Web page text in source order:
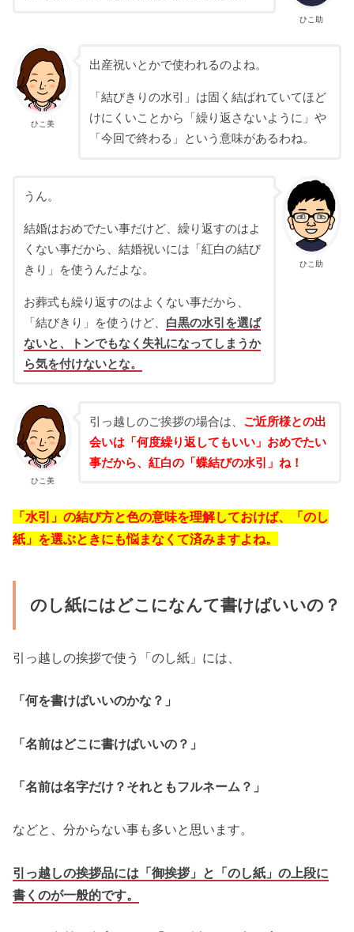
ひこ助
ひこ美
出産祝いとかで使われるのよね。
「結びきりの水引」は固く結ばれていてほど
けにくいことから「繰り返さないように」や
「今回で終わる」という意味があるわね。
ひこ助
うん。
結婚はおめでたい事だけど、繰り返すのはよ
くない事だから、結婚祝いには「紅白の結び
きり」を使うんだよな。
お葬式も繰り返すのはよくない事だから、
「結びきり」を使うけど、 白黒の水引を選ば
ないと、トンでもなく失礼になってしまうか
ら気を付けないとな。
ひこ美
引っ越しのご挨拶の場合は、 ご近所様との出
会いは「何度繰り返してもいい」おめでたい
事だから、紅白の「蝶結びの水引」ね！
「水引」の結び方と色の意味を理解しておけば、「のし
紙」を選ぶときにも悩まなくて済みますよね。
のし紙にはどこになんて書けばいいの？
引っ越しの挨拶で使う「のし紙」には、
「何を書けばいいのかな？」
「名前はどこに書けばいいの？」
「名前は名字だけ？それともフルネーム？」
などと、分からない事も多いと思います。
引っ越しの挨拶品には「御挨拶」と「のし紙」の上段に
書くのが一般的です。